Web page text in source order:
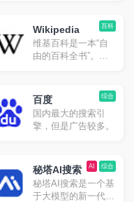
百科
Wikipedia
维基百科是一本“自
由的百科全书”。虽
实用。
综合
百度
国内最大的搜索引
擎，但是广告较多。
综合
AI
秘塔AI搜索
秘塔AI搜索是一个基
于大模型的新一代智